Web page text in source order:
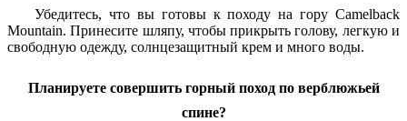
Убедитесь, что вы готовы к походу на гору Camelback
Mountain. Принесите шляпу, чтобы прикрыть голову, легкую и
свободную одежду, солнцезащитный крем и много воды.
Планируете совершить горный поход по верблюжьей
спине?